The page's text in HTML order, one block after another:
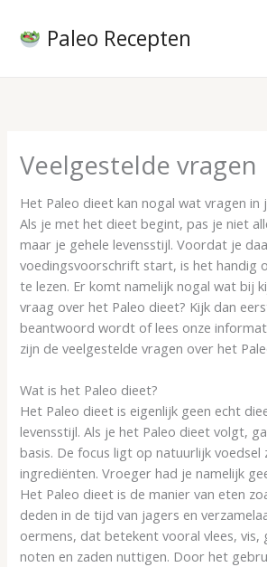
naar
Paleo Recepten
Veelgestelde vragen
Het Paleo dieet kan nogal wat vragen in
Als je met het dieet begint, pas je niet
maar je gehele levensstijl. Voordat je
voedingsvoorschrift start, is het handig
te lezen. Er komt namelijk nogal wat bij
vraag over het Paleo dieet? Kijk dan
beantwoord wordt of lees onze
zijn de veelgestelde vragen over het
Wat is het Paleo dieet?
Het Paleo dieet is eigenlijk geen echt
levensstijl. Als je het Paleo dieet volgt,
basis. De focus ligt op natuurlijk
ingrediënten. Vroeger had je namelijk
Het Paleo dieet is de manier van eten
deden in de tijd van jagers en
oermens, dat betekent vooral vlees,
noten en zaden nuttigen. Door het